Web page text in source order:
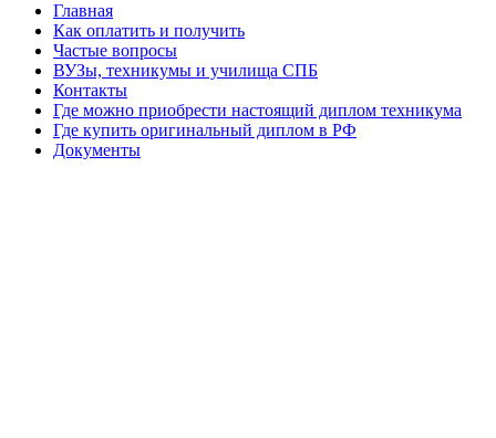
Главная
Как оплатить и получить
Частые вопросы
ВУЗы, техникумы и училища СПБ
Контакты
Где можно приобрести настоящий диплом техникума
Где купить оригинальный диплом в РФ
Документы